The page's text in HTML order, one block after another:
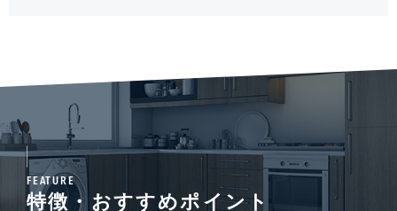
FEATURE
特徴・おすすめポイント